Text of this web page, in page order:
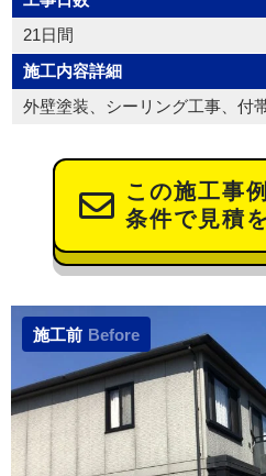
21日間
施工内容詳細
外壁塗装、シーリング工事、付
この施工事
条件で見積
施工前 Before